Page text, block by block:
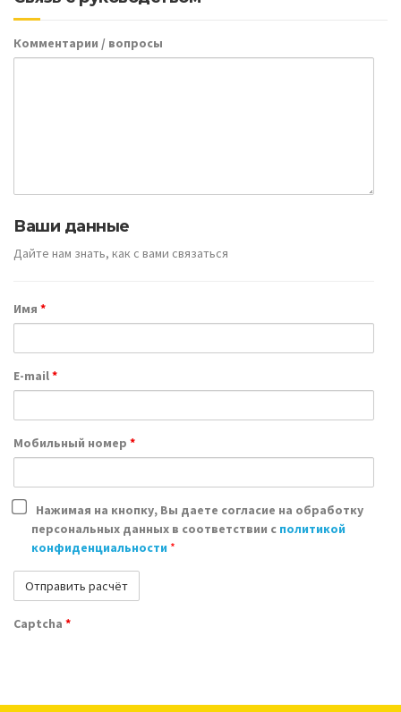
Комментарии / вопросы
Ваши данные
Дайте нам знать, как с вами связаться
Имя *
E-mail*
Мобильный номер *
Нажимая на кнопку, Вы даете согласие на обработку
персональных данных в соответствии с политикой
конфиденциальности *
Captcha *